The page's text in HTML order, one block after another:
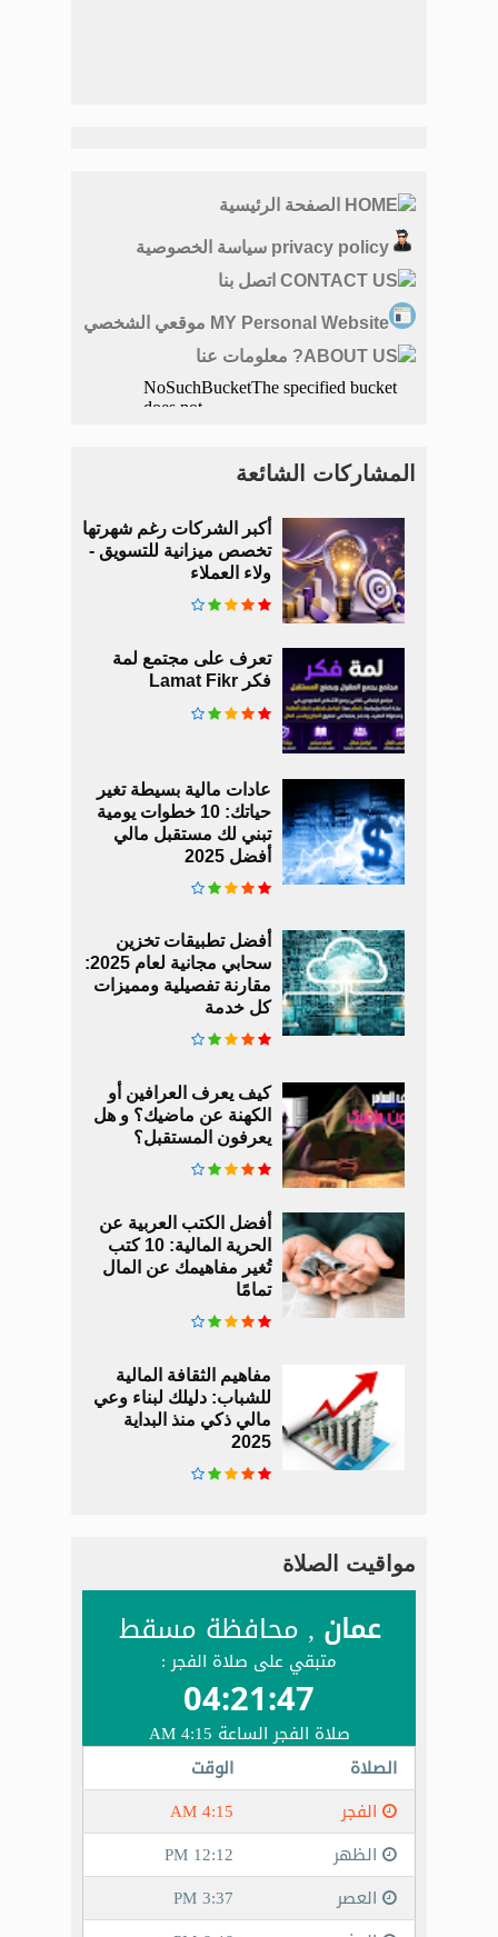
HOME الصفحة الرئيسية
privacy policy سياسة الخصوصية
CONTACT US اتصل بنا
MY Personal Website موقعي الشخصي
ABOUT US? معلومات عنا
المشاركات الشائعة
أكبر الشركات رغم شهرتها
تخصص ميزانية للتسويق -
ولاء العملاء
تعرف على مجتمع لمة
فكر Lamat Fikr
عادات مالية بسيطة تغير
حياتك: 10 خطوات يومية
تبني لك مستقبل مالي
أفضل 2025
أفضل تطبيقات تخزين
سحابي مجانية لعام 2025:
مقارنة تفصيلية ومميزات
كل خدمة
كيف يعرف العرافين أو
الكهنة عن ماضيك؟ و هل
يعرفون المستقبل؟
أفضل الكتب العربية عن
الحرية المالية: 10 كتب
تُغير مفاهيمك عن المال
تمامًا
مفاهيم الثقافة المالية
للشباب: دليلك لبناء وعي
مالي ذكي منذ البداية
2025
مواقيت الصلاة